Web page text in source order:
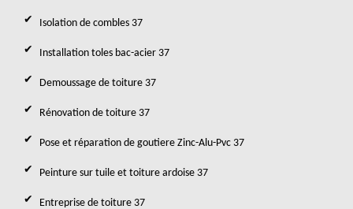
Isolation de combles 37
Installation toles bac-acier 37
Demoussage de toiture 37
Rénovation de toiture 37
Pose et réparation de goutiere Zinc-Alu-Pvc 37
Peinture sur tuile et toiture ardoise 37
Entreprise de toiture 37